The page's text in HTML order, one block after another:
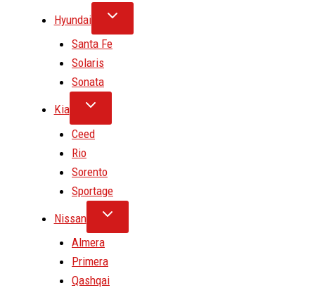
Hyundai
Santa Fe
Solaris
Sonata
Kia
Ceed
Rio
Sorento
Sportage
Nissan
Almera
Primera
Qashqai